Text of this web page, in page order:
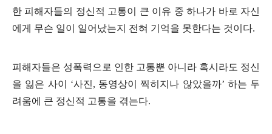
한 피해자들의 정신적 고통이 큰 이유 중 하나가 바로 자신
에게 무슨 일이 일어났는지 전혀 기억을 못한다는 것이다.
피해자들은 성폭력으로 인한 고통뿐 아니라 혹시라도 정신
을 잃은 사이 ‘사진, 동영상이 찍히지나 않았을까’ 하는 두
려움에 큰 정신적 고통을 겪는다.